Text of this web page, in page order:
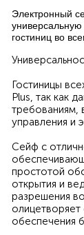
Электронный
гостиниц во
Гостиницы
Plus, так как
требованиям,
управления и
Сейф с
простотой
открытия и
разрешения
обеспечения